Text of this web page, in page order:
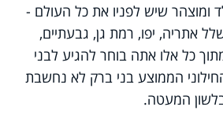
ומוצהר שיש לפניו את כל העולם -
אתריה, יפו, רמת גן, גבעתיים,
כל אלו אתה בוחר להגיע לבני
הממוצע בני ברק לא נחשבת
המעטה.